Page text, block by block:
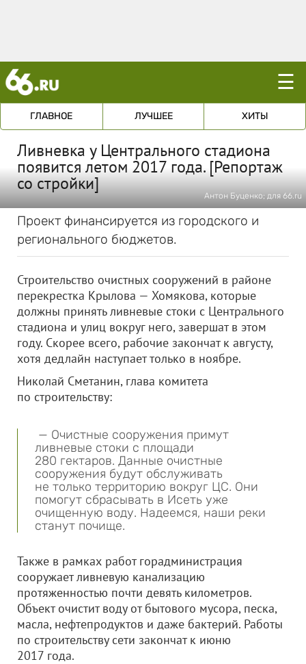
☰
ГЛАВНОЕ ЛУЧШЕЕ ХИТЫ
Ливневка у Центрального стадиона
появится летом 2017 года. [Репортаж
со стройки]
Антон Буценко; для 66.ru
Проект финансируется из городского и
регионального бюджетов.
Строительство очистных сооружений в районе
перекрестка Крылова — Хомякова, которые
должны принять ливневые стоки с Центрального
стадиона и улиц вокруг него, завершат в этом
году. Скорее всего, рабочие закончат к августу,
хотя дедлайн наступает только в ноябре.
Николай Сметанин, глава комитета
по строительству:
— Очистные сооружения примут
ливневые стоки с площади
280 гектаров. Данные очистные
сооружения будут обслуживать
не только территорию вокруг ЦС. Они
помогут сбрасывать в Исеть уже
очищенную воду. Надеемся, наши реки
станут почище.
Также в рамках работ горадминистрация
сооружает ливневую канализацию
протяженностью почти девять километров.
Объект очистит воду от бытового мусора, песка,
масла, нефтепродуктов и даже бактерий. Работы
по строительству сети закончат к июню
2017 года.